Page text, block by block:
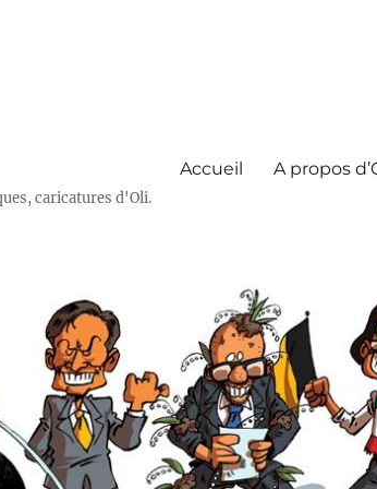
caricatures d'Oli.
Accueil A propos